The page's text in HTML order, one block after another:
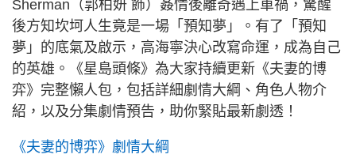
Sherman（郭柏妍 飾）姦情後離奇遇上車禍，驚醒
後方知坎坷人生竟是一場「預知夢」。有了「預知
夢」的底氣及啟示，高海寧決心改寫命運，成為自己
的英雄。《星島頭條》為大家持續更新《夫妻的博
弈》完整懶人包，包括詳細劇情大綱、角色人物介
紹，以及分集劇情預告，助你緊貼最新劇透！
《夫妻的博弈》劇情大綱